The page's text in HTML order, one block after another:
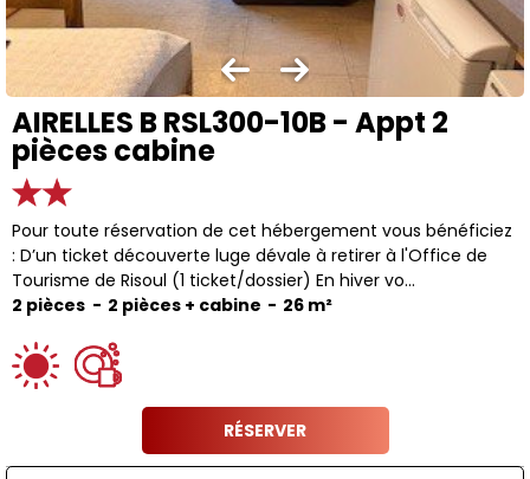
AIRELLES B RSL300-10B - Appt 2
pièces cabine
Pour toute réservation de cet hébergement vous bénéficiez
: D’un ticket découverte luge dévale à retirer à l'Office de
Tourisme de Risoul (1 ticket/dossier) En hiver vo...
2 pièces
2 pièces + cabine 26 m²
RÉSERVER